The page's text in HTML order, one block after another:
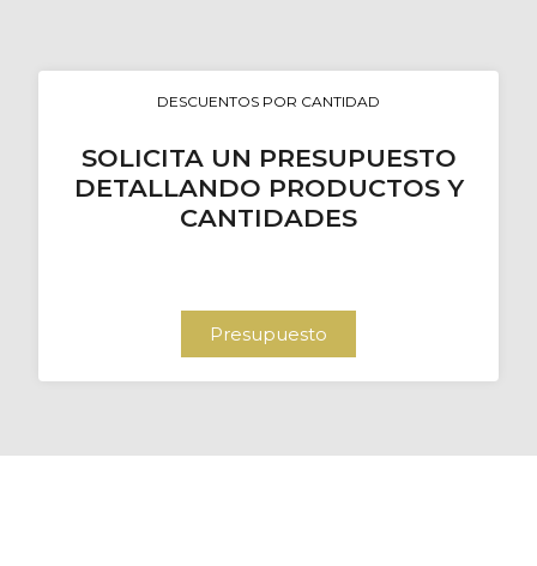
DESCUENTOS POR CANTIDAD
SOLICITA UN PRESUPUESTO
DETALLANDO PRODUCTOS Y
CANTIDADES
Presupuesto